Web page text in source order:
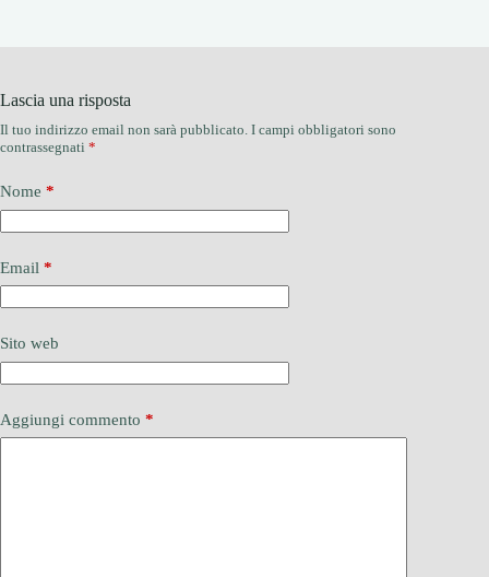
Lascia una risposta
Il tuo indirizzo email non sarà pubblicato. I campi obbligatori sono
contrassegnati *
Nome *
Email *
Sito web
Aggiungi commento *